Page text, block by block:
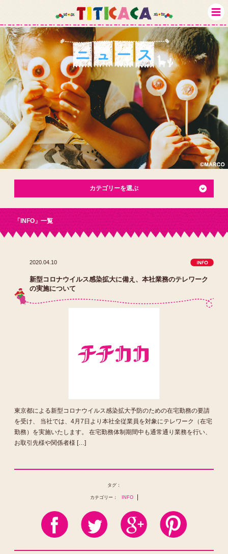
カテゴリーを選ぶ
「INFO」一覧
2020.04.10
新型コロナウイルス感染拡大に備え、本社業務のテレワーク
の実施について
東京都による新型コロナウイルス感染拡大予防のための在宅勤務の要請
を受け、 当社では、4月7日より本社全従業員を対象にテレワーク（在宅
勤務）を実施いたします。 在宅勤務体制期間中も通常通り業務を行い、
お取引先様や関係者様 […]
タグ：
カテゴリー： INFO